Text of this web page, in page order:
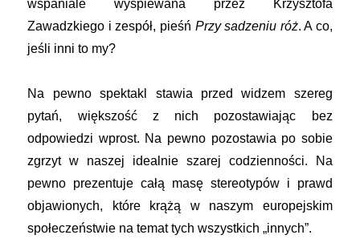
wspaniale wyśpiewana przez Krzysztofa
Zawadzkiego i zespół, pieśń Przy sadzeniu róż. A co,
jeśli inni to my?
Na pewno spektakl stawia przed widzem szereg
pytań, większość z nich pozostawiając bez
odpowiedzi wprost. Na pewno pozostawia po sobie
zgrzyt w naszej idealnie szarej codzienności. Na
pewno prezentuje całą masę stereotypów i prawd
objawionych, które krążą w naszym europejskim
społeczeństwie na temat tych wszystkich „innych”.